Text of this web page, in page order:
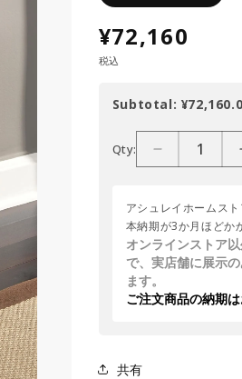
¥72,160
税込
Subtotal:
Qty:
アシュレイホームス
本納期が3か月ほどか
オンラインストア
で、実店舗に展示
ます。
ご注文商品の納期
共有